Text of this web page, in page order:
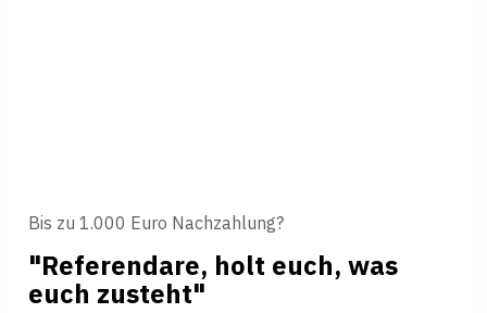
Bis zu 1.000 Euro Nachzahlung?
"Referendare, holt euch, was
euch zusteht"